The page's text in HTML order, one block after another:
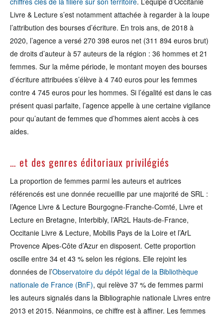
Livre & Lecture s’est notamment attachée à regarder à la loupe
l’attribution des bourses d’écriture. En trois ans, de 2018 à
2020, l’agence a versé 270 398 euros net (311 894 euros brut)
de droits d’auteur à 57 auteurs de la région : 36 hommes et 21
femmes. Sur la même période, le montant moyen des bourses
d’écriture attribuées s’élève à 4 740 euros pour les femmes
contre 4 745 euros pour les hommes. Si l’égalité est dans le cas
présent quasi parfaite, l’agence appelle à une certaine vigilance
pour qu’autant de femmes que d’hommes aient accès à ces
aides.
… et des genres éditoriaux privilégiés
La proportion de femmes parmi les auteurs et autrices
référencés est une donnée recueillie par une majorité de SRL :
l’Agence Livre & Lecture Bourgogne-Franche-Comté, Livre et
Lecture en Bretagne, Interbibly, l’AR2L Hauts-de-France,
Occitanie Livre & Lecture, Mobilis Pays de la Loire et l’ArL
Provence Alpes-Côte d’Azur en disposent. Cette proportion
oscille entre 34 et 43 % selon les régions. Elle rejoint les
données de l’Observatoire du dépôt légal de la Bibliothèque
nationale de France (BnF), qui relève 37 % de femmes parmi
les auteurs signalés dans la Bibliographie nationale Livres entre
2013 et 2015. Néanmoins, ce chiffre est à affiner. Les femmes